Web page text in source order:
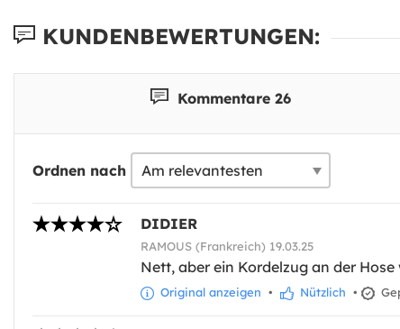
KUNDENBEWERTUNGEN:
Kommentare 26
Ordnen nach
DIDIER
RAMOUS (Frankreich) 19.03.25
Nett, aber ein Kordelzug an der
Original anzeigen • Nützlich •